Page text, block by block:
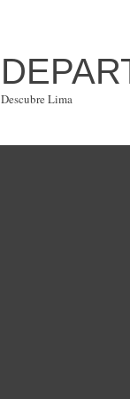
Descubre Lima